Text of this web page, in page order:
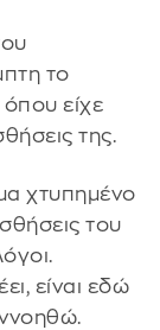
το
είχε
της.
χτυπημένο
του
είναι εδώ